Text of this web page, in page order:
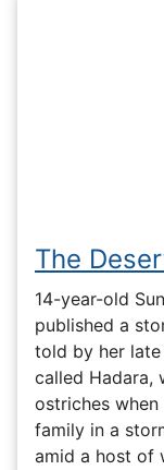
The
14-year-old
published a
told by her
called Hadara,
ostriches
family in a
amid a host of